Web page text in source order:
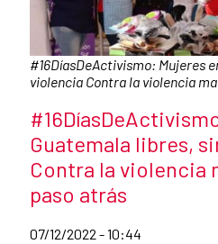
Caption:
#16DíasDeActivismo: Mujeres
violencia Contra la violencia
News title
Guatemala libres,
Contra la violencia
paso atrás
Date of publication of the news
07/12/2022 - 10:44